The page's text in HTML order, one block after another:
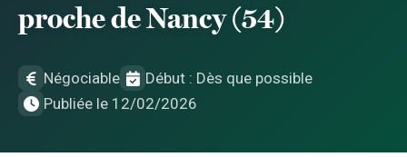
proche de Nancy (54)
Négociable
Début : Dès que possible
Publiée le 12/02/2026